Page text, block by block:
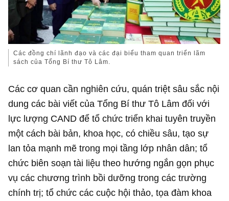
Các đồng chí lãnh đạo và các đại biểu tham quan triển lãm
sách của Tổng Bí thư Tô Lâm.
Các cơ quan cần nghiên cứu, quán triệt sâu sắc nội
dung các bài viết của Tổng Bí thư Tô Lâm đối với
lực lượng CAND để tổ chức triển khai tuyên truyền
một cách bài bản, khoa học, có chiều sâu, tạo sự
lan tỏa mạnh mẽ trong mọi tầng lớp nhân dân; tổ
chức biên soạn tài liệu theo hướng ngắn gọn phục
vụ các chương trình bồi dưỡng trong các trường
chính trị; tổ chức các cuộc hội thảo, tọa đàm khoa